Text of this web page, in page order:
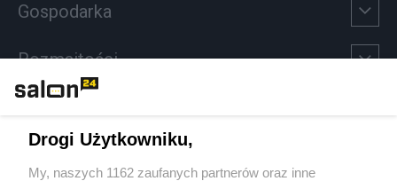
Gospodarka
Rozmaitości
Sport
Drogi Użytkowniku,
My, naszych 1162 zaufanych partnerów oraz inne